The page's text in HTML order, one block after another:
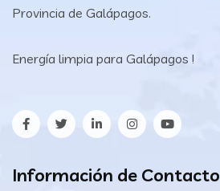
Provincia de Galápagos.
Energía limpia para Galápagos !
Información de Contacto